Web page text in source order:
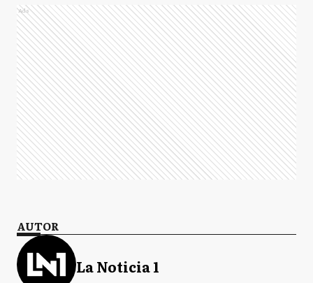
Ads
AUTOR
La Noticia 1